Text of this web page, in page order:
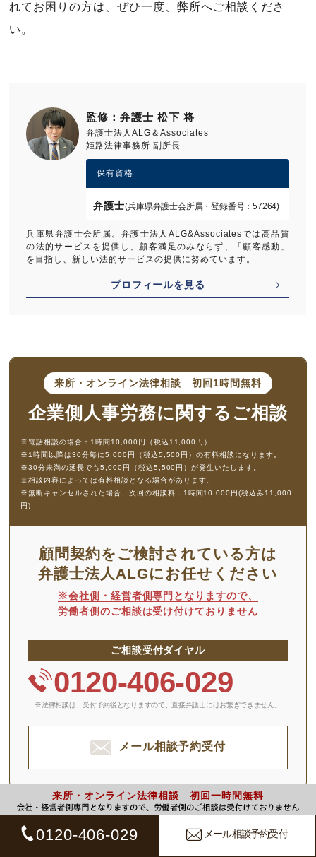
れてお困りの方は、ぜひ一度、弊所へご相談くださ
い。
監修：弁護士 松下 将
弁護士法人ALG＆Associates
姫路法律事務所 副所長
保有資格
弁護士(兵庫県弁護士会所属・登録番号：57264)
兵庫県弁護士会所属。弁護士法人ALG&Associatesでは高品質
の法的サービスを提供し、顧客満足のみならず、「顧客感動」
を目指し、新しい法的サービスの提供に努めています。
プロフィールを見る
来所・オンライン法律相談 初回1時間無料
企業側人事労務に 関するご相談
※電話相談の場合：1時間10,000円（税込11,000円）
※1時間以降は30分毎に5,000円（税込5,500円）の有料相談になります。
※30分未満の延長でも5,000円（税込5,500円）が発生いたします。
※相談内容によっては有料相談となる場合があります。
※無断キャンセルされた場合、次回の相談料：1時間10,000円(税込み11,000
円)
顧問契約をご検討されている方は
弁護士法人ALGにお任せください
※会社側・経営者側専門となりますので、
労働者側のご相談は受け付けておりません
ご相談受付ダイヤル
0120-406-029
※法律相談は、受付予約後となりますので、 直接弁護士にはお繋ぎできません。
メール相談予約受付
取扱分野
来所・オンライン法律相談 初回一時間無料
0120-406-029 メール相談予約受付